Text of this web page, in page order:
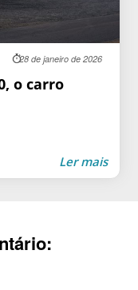
28 de janeiro de 2026
o carro
Ler mais